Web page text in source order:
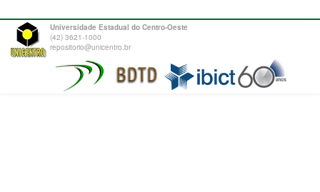
Universidade Estadual do Centro-Oeste
(42) 3621-1000
repositorio@unicentro.br